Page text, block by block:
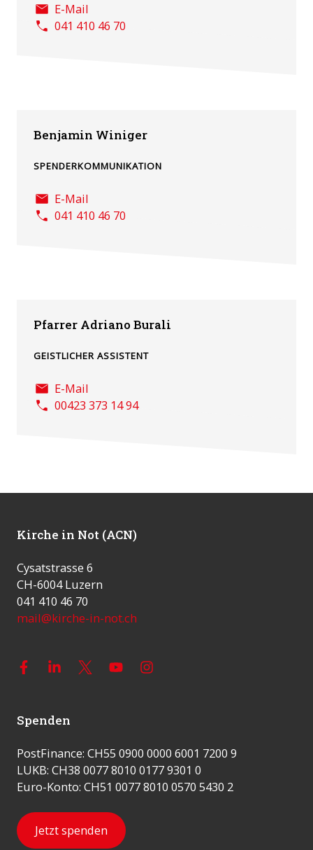
E-Mail
041 410 46 70
Benjamin Winiger
SPENDERKOMMUNIKATION
E-Mail
041 410 46 70
Pfarrer Adriano Burali
GEISTLICHER ASSISTENT
E-Mail
00423 373 14 94
Kirche in Not (ACN)
Cysatstrasse 6
CH-6004 Luzern
041 410 46 70
mail@kirche-in-not.ch
Spenden
PostFinance: CH55 0900 0000 6001 7200 9
LUKB: CH38 0077 8010 0177 9301 0
Euro-Konto: CH51 0077 8010 0570 5430 2
Jetzt spenden